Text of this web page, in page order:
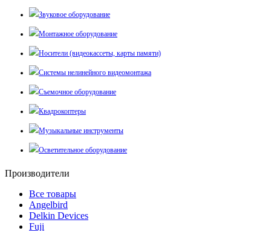
Звуковое оборудование
Монтажное оборудование
Носители (видеокассеты, карты памяти)
Системы нелинейного видеомонтажа
Съемочное оборудование
Квадрокоптеры
Музыкальные инструменты
Осветительное оборудование
Производители
Все товары
Angelbird
Delkin Devices
Fuji